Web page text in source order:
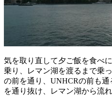
気を取り直して夕ご飯を食べ
乗り、レマン湖を渡るまで乗
の前を通り、UNHCRの前も
を通り抜け、レマン湖から流